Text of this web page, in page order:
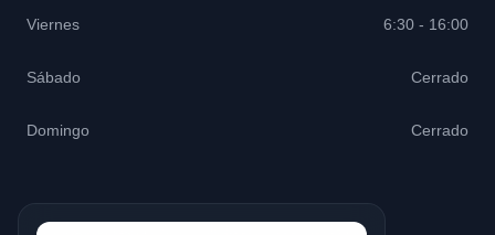
Viernes 6:30 - 16:00
Sábado Cerrado
Domingo Cerrado